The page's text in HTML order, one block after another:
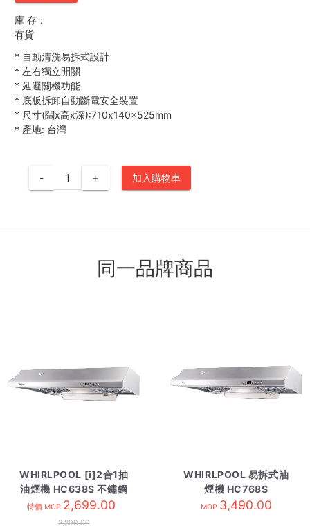
庫 存：
有貨
* 自動清洗易拆式設計
* 左右獨立開關
* 延遲關機功能
* 底板拆卸自動斷電安全裝置
* 尺寸(闊x高x深):710x140x525mm
* 產地: 台灣
- + 加入購物車
同一品牌商品
WHIRLPOOL [i]2合1抽
油煙機 HC638S 不鏽鋼
色
特價 MOP 2,699.00
2,890.00
WHIRLPOOL 易拆式油
煙機 HC768S
MOP 3,490.00